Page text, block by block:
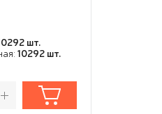
шт.
10292 шт.